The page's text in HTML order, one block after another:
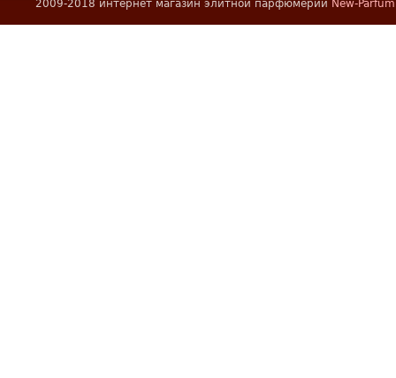
2009-2018 интернет магазин элитной парфюмерии New-